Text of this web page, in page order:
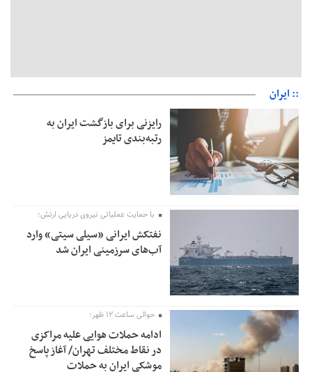
:: ایران
رایزنی برای بازگشت ایران به
رتبه‌بندی تایمز
با حمایت عملیاتی نیروی دریایی ارتش؛
نفتکش ایرانی «سیلی سیتی» وارد
آب‌های سرزمینی ایران شد
حوالی ساعت ۱۲ ظهر؛
ادامه حملات هوایی علیه مراکزی
در نقاط مختلف تهران/ آغاز پاسخ
موشکی ایران به حملات